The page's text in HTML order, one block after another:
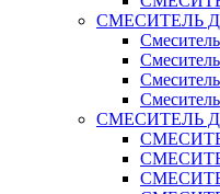
СМЕСИТЕЛЬ
СМЕСИТЕЛЬ